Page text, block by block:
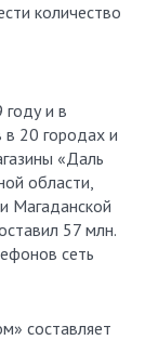
количество
и в
20 городах и
«Даль
области,
Магаданской
57 млн.
сеть
составляет